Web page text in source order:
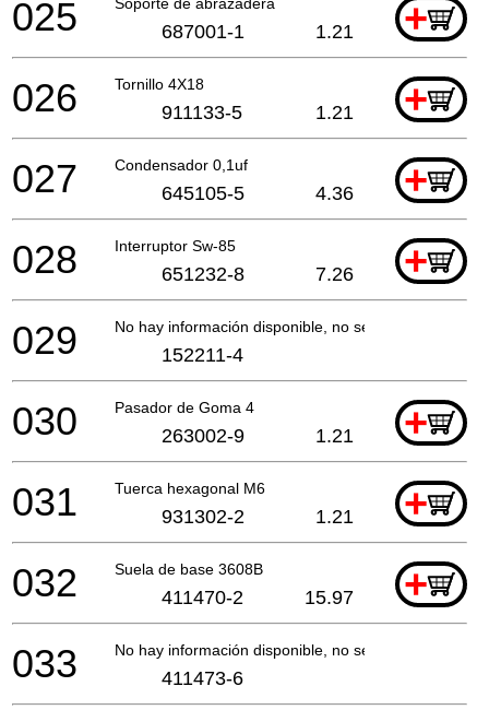
+
025 687001-1 1.21
Tornillo 4X18 +
026 911133-5 1.21
Condensador 0,1uf +
027 645105-5 4.36
Interruptor Sw-85 +
028 651232-8 7.26
No hay información disponible, no se puede pedir
029 152211-4
Pasador de Goma 4 +
030 263002-9 1.21
Tuerca hexagonal M6 +
031 931302-2 1.21
Suela de base 3608B +
032 411470-2 15.97
No hay información disponible, no se puede pedir
033 411473-6